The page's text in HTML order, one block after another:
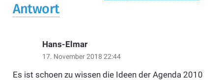
Antwort
Hans-Elmar
17. November 2018 22:44
Es ist schoen zu wissen die Ideen der Agenda 2010